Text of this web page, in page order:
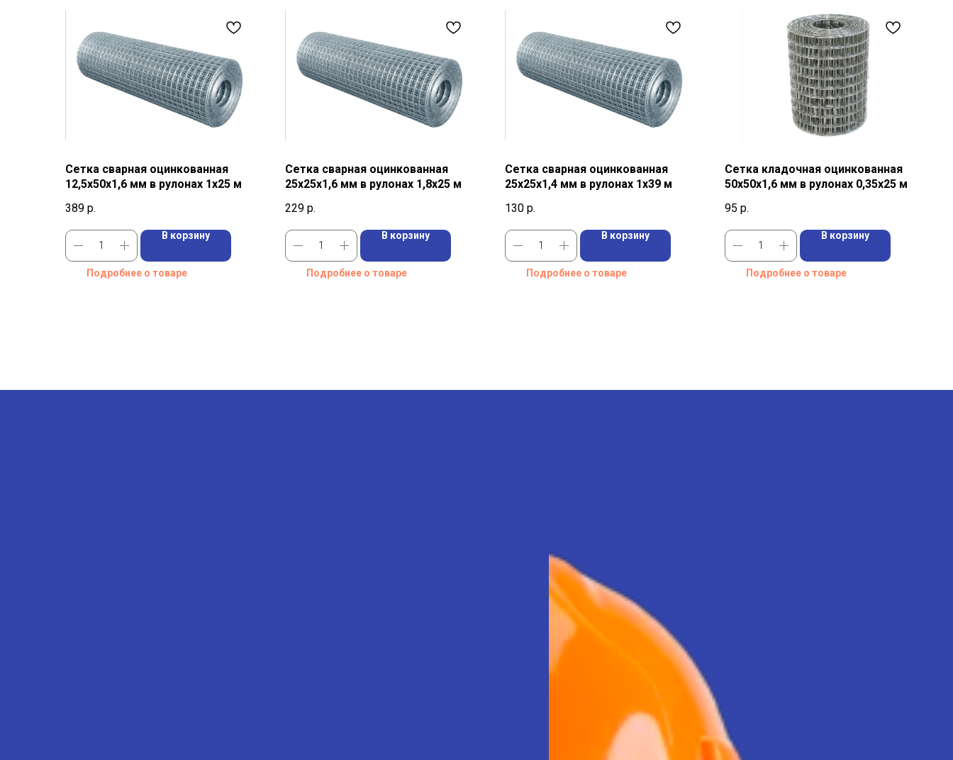
Сетка сварная оцинкованная
12,5х50х1,6 мм в рулонах 1х25 м
389 р.
В корзину
Подробнее о товаре
Сетка сварная оцинкованная
25х25х1,6 мм в рулонах 1,8х25 м
229 р.
В корзину
Подробнее о товаре
Сетка сварная оцинкованная
25х25х1,4 мм в рулонах 1х39 м
130 р.
В корзину
Подробнее о товаре
Сетка кладочная оцинкованная
50х50х1,6 мм в рулонах 0,35х25 м
95 р.
В корзину
Подробнее о товаре